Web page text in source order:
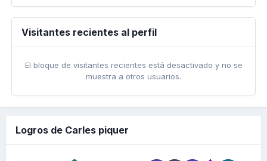
Visitantes recientes al perfil
El bloque de visitantes recientes está desactivado y no se
muestra a otros usuarios.
Logros de Carles piquer